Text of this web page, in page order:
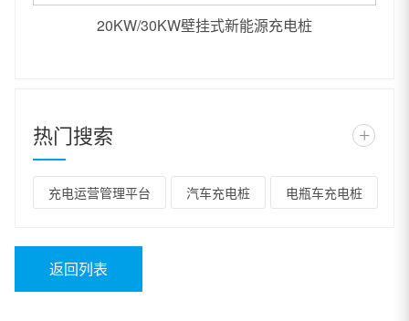
20KW/30KW壁挂式新能源充电桩
热门搜索 +
充电运营管理平台 汽车充电桩 电瓶车充电桩
返回列表